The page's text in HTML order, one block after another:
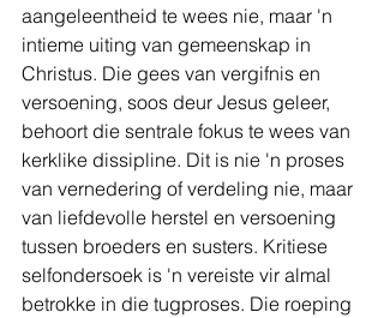
aangeleentheid te wees nie, maar 'n
intieme uiting van gemeenskap in
Christus. Die gees van vergifnis en
versoening, soos deur Jesus geleer,
behoort die sentrale fokus te wees van
kerklike dissipline. Dit is nie 'n proses
van vernedering of verdeling nie, maar
van liefdevolle herstel en versoening
tussen broeders en susters. Kritiese
selfondersoek is 'n vereiste vir almal
betrokke in die tugproses. Die roeping